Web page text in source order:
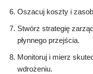
Oszacuj koszty i
Stwórz strategię
płynnego przejścia.
Monitoruj i mierz
wdrożeniu.